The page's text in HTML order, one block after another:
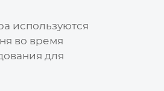
используются
во время
для